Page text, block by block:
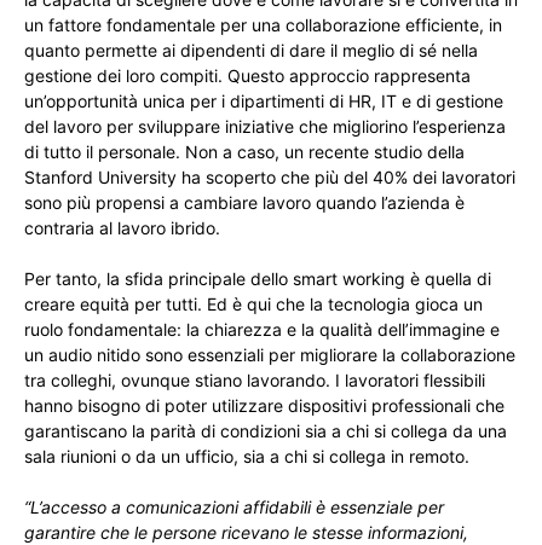
un fattore fondamentale per una collaborazione efficiente, in
quanto permette ai dipendenti di dare il meglio di sé nella
gestione dei loro compiti. Questo approccio rappresenta
un’opportunità unica per i dipartimenti di HR, IT e di gestione
del lavoro per sviluppare iniziative che migliorino l’esperienza
di tutto il personale. Non a caso, un recente studio della
Stanford University ha scoperto che più del 40% dei lavoratori
sono più propensi a cambiare lavoro quando l’azienda è
contraria al lavoro ibrido.
Per tanto, la sfida principale dello smart working è quella di
creare equità per tutti. Ed è qui che la tecnologia gioca un
ruolo fondamentale: la chiarezza e la qualità dell’immagine e
un audio nitido sono essenziali per migliorare la collaborazione
tra colleghi, ovunque stiano lavorando. I lavoratori flessibili
hanno bisogno di poter utilizzare dispositivi professionali che
garantiscano la parità di condizioni sia a chi si collega da una
sala riunioni o da un ufficio, sia a chi si collega in remoto.
“L’accesso a comunicazioni affidabili è essenziale per
garantire che le persone ricevano le stesse informazioni,